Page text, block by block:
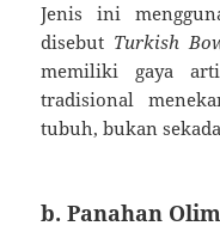
Jenis ini
disebut Turkish
memiliki gaya
tradisional
tubuh, bukan
b. Panahan